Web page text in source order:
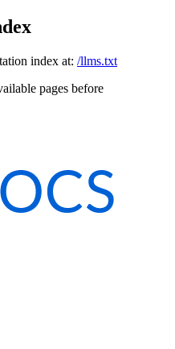
index at: /llms.txt
pages before